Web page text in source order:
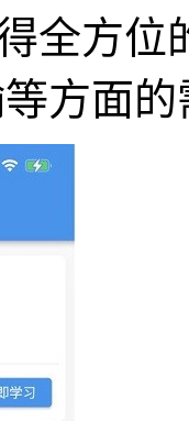
全方位
方面